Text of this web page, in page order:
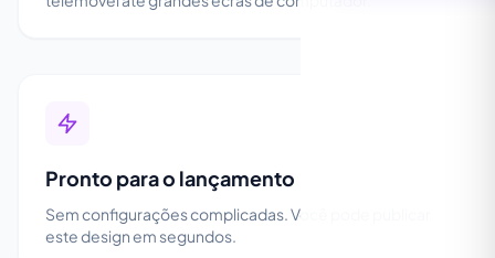
Pronto para o lançamento
Sem configurações complicadas. Você pode publicar
este design em segundos.